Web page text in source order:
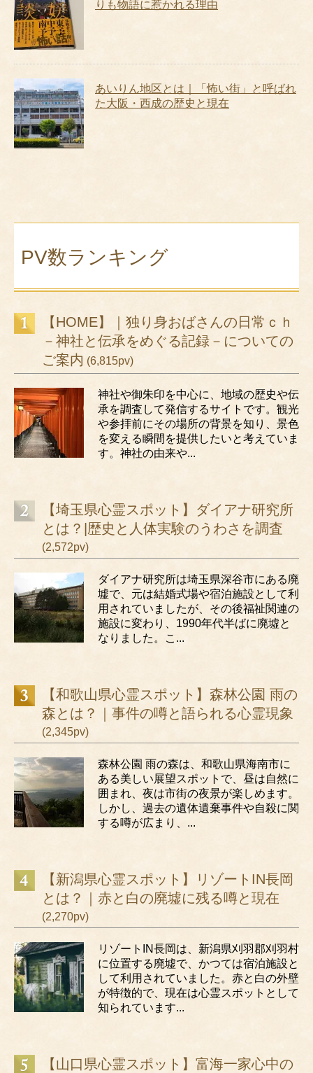
りも物語に惹かれる理由
あいりん地区とは｜「怖い街」と呼ばれ
た大阪・西成の歴史と現在
PV数ランキング
【HOME】｜独り身おばさんの日常ｃｈ
－神社と伝承をめぐる記録－についての
ご案内 (6,815pv)
神社や御朱印を中心に、地域の歴史や伝
承を調査して発信するサイトです。観光
や参拝前にその場所の背景を知り、景色
を変える瞬間を提供したいと考えていま
す。神社の由来や...
【埼玉県心霊スポット】ダイアナ研究所
とは？|歴史と人体実験のうわさを調査
(2,572pv)
ダイアナ研究所は埼玉県深谷市にある廃
墟で、元は結婚式場や宿泊施設として利
用されていましたが、その後福祉関連の
施設に変わり、1990年代半ばに廃墟と
なりました。こ...
【和歌山県心霊スポット】森林公園 雨の
森とは？｜事件の噂と語られる心霊現象
(2,345pv)
森林公園 雨の森は、和歌山県海南市に
ある美しい展望スポットで、昼は自然に
囲まれ、夜は市街の夜景が楽しめます。
しかし、過去の遺体遺棄事件や自殺に関
する噂が広まり、...
【新潟県心霊スポット】リゾートIN長岡
とは？｜赤と白の廃墟に残る噂と現在
(2,270pv)
リゾートIN長岡は、新潟県刈羽郡刈羽村
に位置する廃墟で、かつては宿泊施設と
して利用されていました。赤と白の外壁
が特徴的で、現在は心霊スポットとして
知られています...
【山口県心霊スポット】富海一家心中の